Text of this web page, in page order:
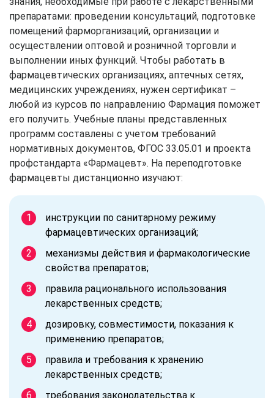
препаратами: проведении консультаций, подготовке
помещений фарморганизаций, организации и
осуществлении оптовой и розничной торговли и
выполнении иных функций. Чтобы работать в
фармацевтических организациях, аптечных сетях,
медицинских учреждениях, нужен сертификат –
любой из курсов по направлению Фармация поможет
его получить. Учебные планы представленных
программ составлены с учетом требований
нормативных документов, ФГОС 33.05.01 и проекта
профстандарта «Фармацевт». На переподготовке
фармацевты дистанционно изучают:
инструкции по санитарному режиму
фармацевтических организаций;
механизмы действия и фармакологические
свойства препаратов;
правила рационального использования
лекарственных средств;
дозировку, совместимости, показания к
применению препаратов;
правила и требования к хранению
лекарственных средств;
требования законодательства к